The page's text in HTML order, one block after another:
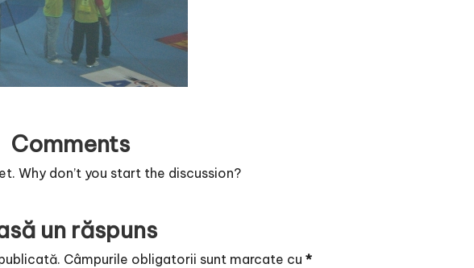
Comments
Why don’t you start the discussion?
un răspuns
Câmpurile obligatorii sunt marcate cu *